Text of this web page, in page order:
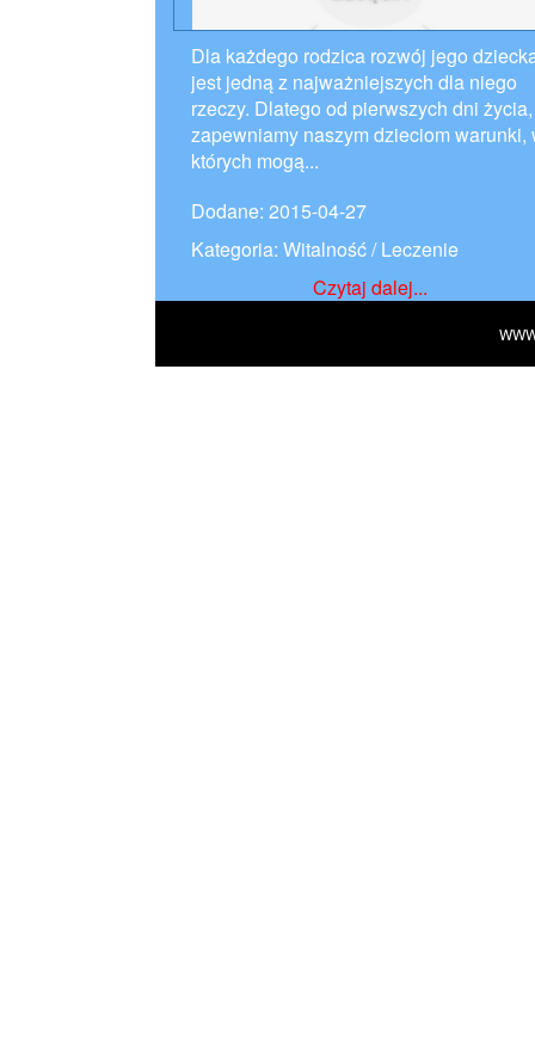
Dla każdego rodzica rozwój jego
jest jedną z najważniejszych dla niego
rzeczy. Dlatego od pierwszych dni życia,
zapewniamy naszym dzieciom warunki,
których mogą...
Dodane: 2015-04-27
Kategoria: Witalność / Leczenie
Czytaj dalej...